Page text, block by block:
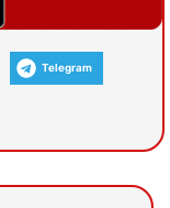
Telegram